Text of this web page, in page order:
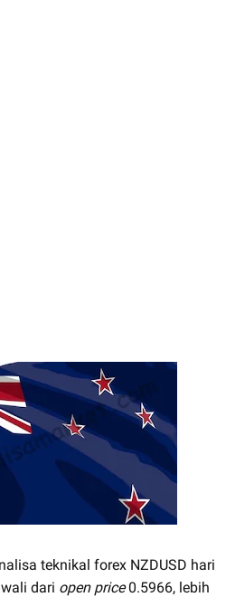
teknikal forex NZDUSD hari
dari open price0.5966, lebih